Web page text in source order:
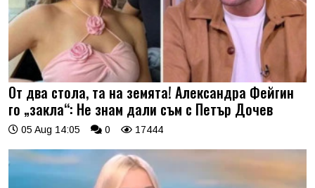
От два стола, та на земята! Александра Фейгин
го „закла“: Не знам дали съм с Петър Дочев
05 Aug 14:05 0 17444